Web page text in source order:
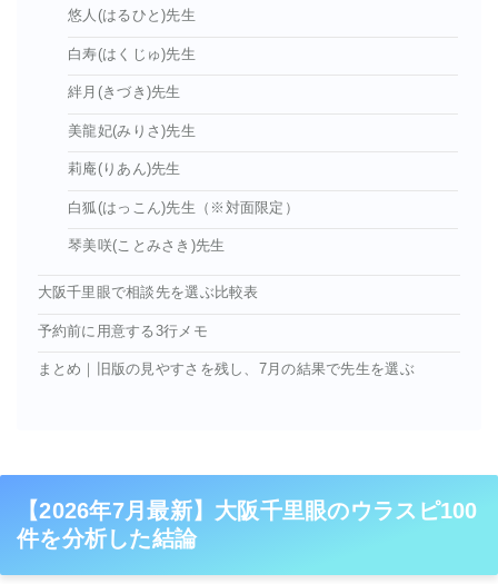
悠人(はるひと)先生
白寿(はくじゅ)先生
絆月(きづき)先生
美龍妃(みりさ)先生
莉庵(りあん)先生
白狐(はっこん)先生（※対面限定）
琴美咲(ことみさき)先生
大阪千里眼で相談先を選ぶ比較表
予約前に用意する3行メモ
まとめ｜旧版の見やすさを残し、7月の結果で先生を選ぶ
【2026年7月最新】大阪千里眼のウラスピ100
件を分析した結論